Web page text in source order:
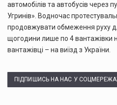
автомобілів та автобусів через
Угринів». Водночас
продовжувати обмеження руху
щогодини лише по 4 вантажівки
вантажівці – на виїзд з України.
ПІДПИШИСЬ НА НАС У